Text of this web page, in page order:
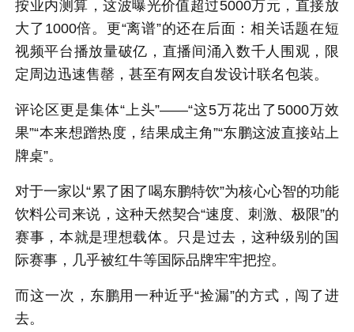
按业内测算，这波曝光价值超过5000万元，直接放
大了1000倍。更“离谱”的还在后面：相关话题在短
视频平台播放量破亿，直播间涌入数千人围观，限
定周边迅速售罄，甚至有网友自发设计联名包装。
评论区更是集体“上头”——“这5万花出了5000万效
果”“本来想蹭热度，结果成主角”“东鹏这波直接站上
牌桌”。
对于一家以“累了困了喝东鹏特饮”为核心心智的功能
饮料公司来说，这种天然契合“速度、刺激、极限”的
赛事，本就是理想载体。只是过去，这种级别的国
际赛事，几乎被红牛等国际品牌牢牢把控。
而这一次，东鹏用一种近乎“捡漏”的方式，闯了进
去。